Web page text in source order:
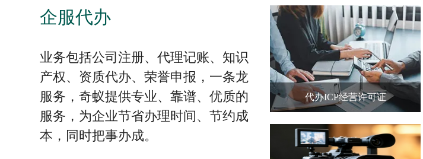
企服代办
业务包括公司注册、代理记账、知识
产权、资质代办、荣誉申报，一条龙
服务，奇蚁提供专业、靠谱、优质的
服务，为企业节省办理时间、节约成
本，同时把事办成。
代办ICP经营许可证